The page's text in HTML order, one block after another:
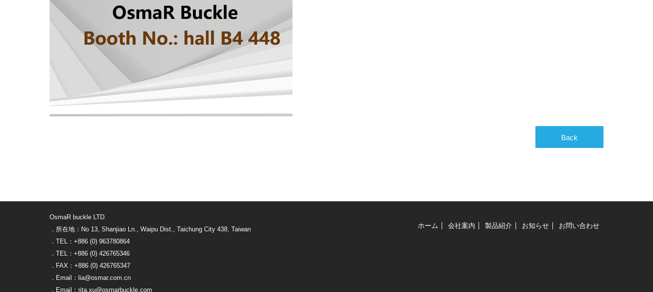
Back
OsmaR buckle LTD.
．所在地：No 13, Shanjiao Ln., Waipu Dist., Taichung City 438, Taiwan
．TEL：+886 (0) 963780864
．TEL：+886 (0) 426765346
．FAX：+886 (0) 426765347
．Email：lia@osmar.com.cn
．Email：rita.xu@osmarbuckle.com
ホーム 会社案内 製品紹介 お知らせ お問い合わせ